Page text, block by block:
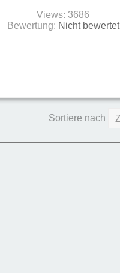
Views: 3686
Bewertung: Nicht bewertet
Sortiere nach